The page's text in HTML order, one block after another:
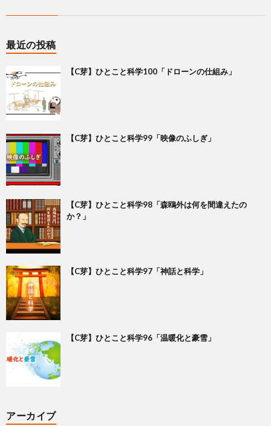
最近の投稿
【C芽】ひとこと科学100「ドローンの仕組み」
【C芽】ひとこと科学99「映像のふしぎ」
【C芽】ひとこと科学98「森鴎外は何を間違えたの
か？」
【C芽】ひとこと科学97「神話と科学」
【C芽】ひとこと科学96「温暖化と豪雪」
アーカイブ